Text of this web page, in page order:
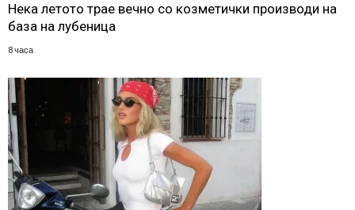
Нека летото трае вечно со козметички производи на
база на лубеница
8 часа